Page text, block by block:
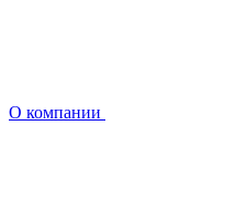
О компании